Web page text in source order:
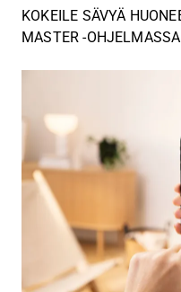
KOKEILE SÄVYÄ
MASTER -